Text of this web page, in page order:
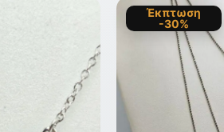
Έκπτωση
-30%